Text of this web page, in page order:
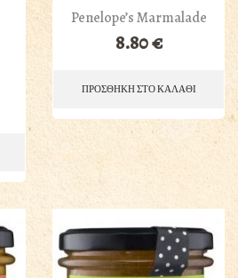
Penelope’s Marmalade
8.80€
ΠΡΟΣΘΗΚΗ ΣΤΟ ΚΑΛΑΘΙ